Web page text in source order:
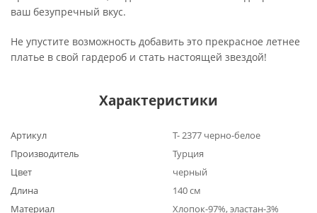
ваш безупречный вкус.
Не упустите возможность добавить это прекрасное летнее
платье в свой гардероб и стать настоящей звездой!
Характеристики
Артикул
Т- 2377 черно-белое
Производитель
Турция
Цвет
черный
Длина
140 см
Материал
Хлопок-97%, эластан-3%